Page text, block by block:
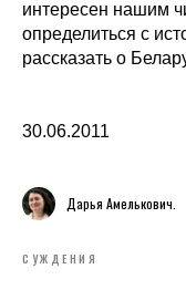
интересен нашим
определиться с
рассказать о
30.06.2011
Дарья Амелькович.
СУЖДЕНИЯ